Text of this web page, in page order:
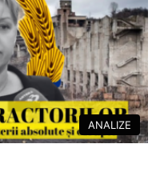
ANALIZE